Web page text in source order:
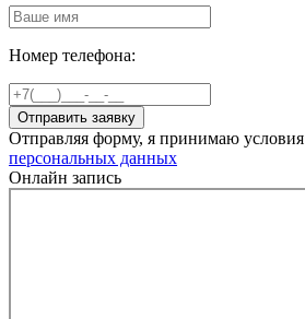
Номер телефона:
Отправить заявку
Отправляя форму, я принимаю условия
персональных данных
Онлайн запись